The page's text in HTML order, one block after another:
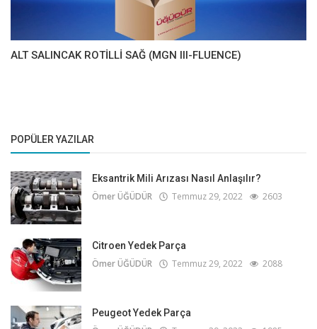
ALT SALINCAK ROTİLLİ SAĞ (MGN III-FLUENCE)
POPÜLER YAZILAR
Eksantrik Mili Arızası Nasıl Anlaşılır?
Ömer ÜĞÜDÜR Temmuz 29, 2022 2603
Citroen Yedek Parça
Ömer ÜĞÜDÜR Temmuz 29, 2022 2088
Peugeot Yedek Parça